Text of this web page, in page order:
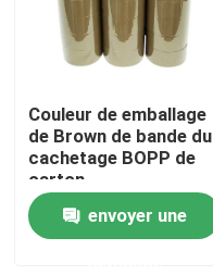
Contrôle de qualité
Contactez-nous
Nouvelles
Couleur de emballage
de Brown de bande du
cachetage BOPP de
carton
envoyer une